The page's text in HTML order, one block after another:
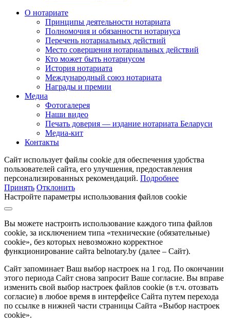
О нотариате
Принципы деятельности нотариата
Полномочия и обязанности нотариуса
Перечень нотариальных действий
Место совершения нотариальных действий
Кто может быть нотариусом
История нотариата
Международный союз нотариата
Награды и премии
Медиа
Фотогалерея
Наши видео
Печать доверия — издание нотариата Беларуси
Медиа-кит
Контакты
Сайт использует файлы cookie для обеспечения удобства
пользователей сайта, его улучшения, предоставления
персонализированных рекомендаций. Подробнее
Принять Отклонить
Настройте параметры использования файлов cookie
Вы можете настроить использование каждого типа файлов
cookie, за исключением типа «технические (обязательные)
cookie», без которых невозможно корректное
функционирование сайта belnotary.by (далее – Сайт).
Сайт запоминает Ваш выбор настроек на 1 год. По окончании
этого периода Сайт снова запросит Ваше согласие. Вы вправе
изменить свой выбор настроек файлов cookie (в т.ч. отозвать
согласие) в любое время в интерфейсе Сайта путем перехода
по ссылке в нижней части страницы Сайта «Выбор настроек
cookie».